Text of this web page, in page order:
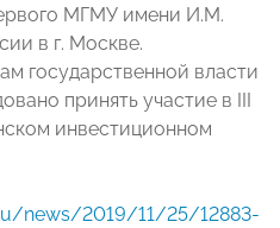
МГМУ имени И.М.
в г. Москве.
государственной власти
принять участие в III
инвестиционном
news/2019/11/25/12883-